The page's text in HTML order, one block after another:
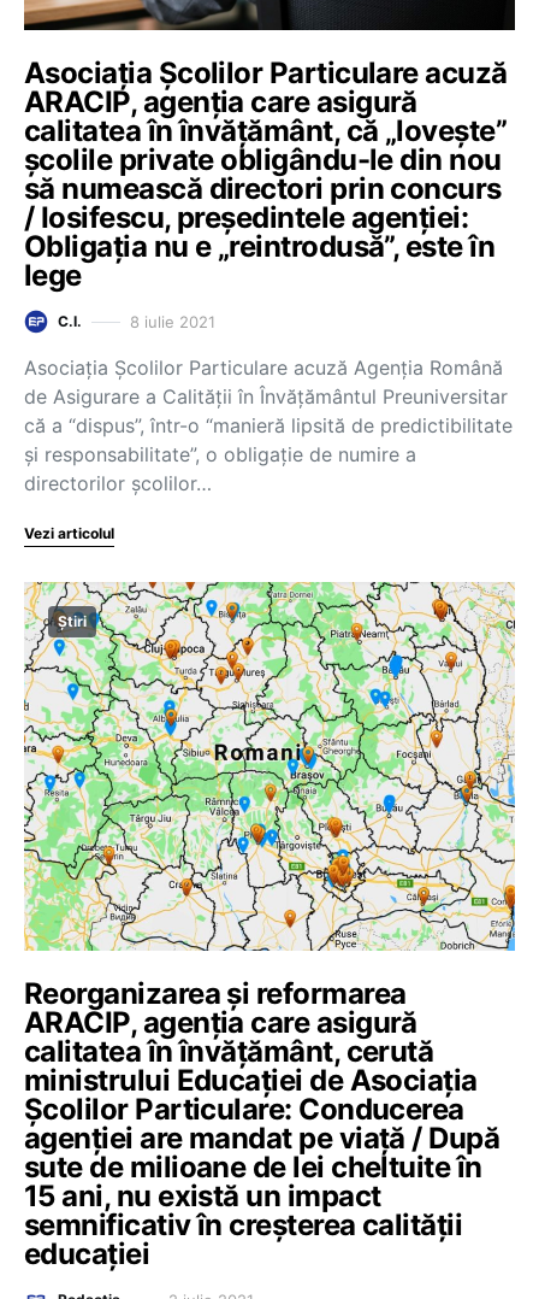
Asociația Școlilor Particulare acuză
ARACIP, agenția care asigură
calitatea în învățământ, că „lovește”
școlile private obligându-le din nou
să numească directori prin concurs
/ Iosifescu, președintele agenției:
Obligația nu e „reintrodusă”, este în
lege
C.I. 8 iulie 2021
Asociația Școlilor Particulare acuză Agenția Română
de Asigurare a Calității în Învățământul Preuniversitar
că a “dispus”, într-o “manieră lipsită de predictibilitate
și responsabilitate”, o obligație de numire a
directorilor școlilor…
Vezi articolul
Știri
Reorganizarea și reformarea
ARACIP, agenția care asigură
calitatea în învățământ, cerută
ministrului Educației de Asociația
Școlilor Particulare: Conducerea
agenției are mandat pe viață / După
sute de milioane de lei cheltuite în
15 ani, nu există un impact
semnificativ în creșterea calității
educației